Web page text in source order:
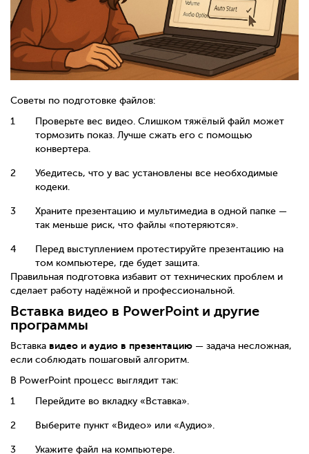
Советы по подготовке файлов:
Проверьте вес видео. Слишком тяжёлый файл может
тормозить показ. Лучше сжать его с помощью
конвертера.
Убедитесь, что у вас установлены все необходимые
кодеки.
Храните презентацию и мультимедиа в одной папке —
так меньше риск, что файлы «потеряются».
Перед выступлением протестируйте презентацию на
том компьютере, где будет защита.
Правильная подготовка избавит от технических проблем и
сделает работу надёжной и профессиональной.
Вставка видео в PowerPoint и другие
программы
Вставка видео и аудио в презентацию — задача несложная,
если соблюдать пошаговый алгоритм.
В PowerPoint процесс выглядит так:
Перейдите во вкладку «Вставка».
Выберите пункт «Видео» или «Аудио».
Укажите файл на компьютере.